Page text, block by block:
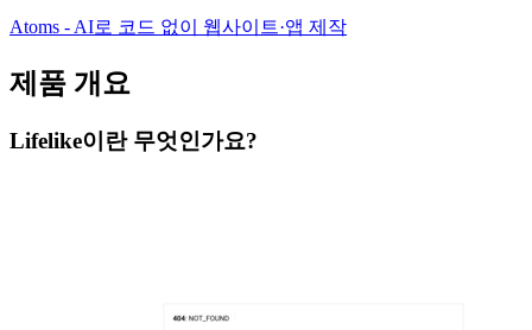
Atoms - AI로 코드 없이 웹사이트·앱 제작
제품 개요
Lifelike이란 무엇인가요?